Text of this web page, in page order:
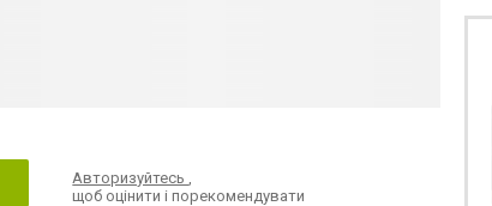
Авторизуйтесь
щоб оцінити і порекомендувати